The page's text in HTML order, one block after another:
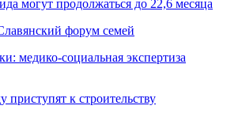
могут продолжаться до 22,6 месяца
форум семей
медико-социальная экспертиза
приступят к строительству